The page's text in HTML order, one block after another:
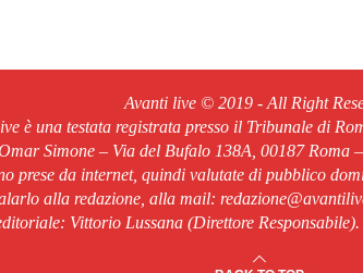
Avanti live © 2019 - All Right
è una testata registrata presso il Tribunale di
Simone – Via del Bufalo 138A, 00187
prese da internet, quindi valutate di pubblico
alla redazione, alla mail:
Vittorio Lussana (Direttore